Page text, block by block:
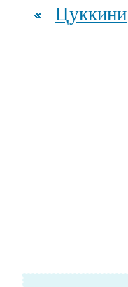
Цуккини